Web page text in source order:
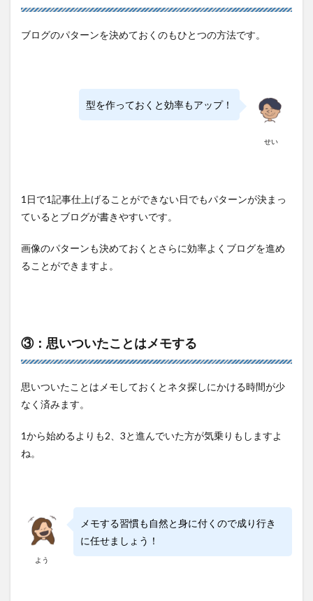
ブログのパターンを決めておくのもひとつの方法です。
せい
型を作っておくと効率もアップ！
1日で1記事仕上げることができない日でもパターンが決まっ
ているとブログが書きやすいです。
画像のパターンも決めておくとさらに効率よくブログを進め
ることができますよ。
③：思いついたことはメモする
思いついたことはメモしておくとネタ探しにかける時間が少
なく済みます。
1から始めるよりも2、3と進んでいた方が気乗りもしますよ
ね。
よう
メモする習慣も自然と身に付くので成り行き
に任せましょう！